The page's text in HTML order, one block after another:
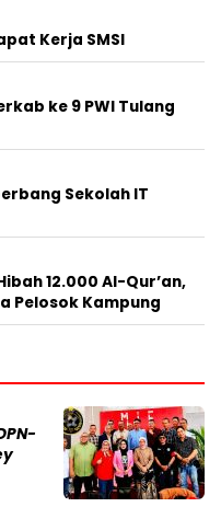
Kerja SMSI
ke 9 PWI Tulang
Sekolah IT
12.000 Al-Qur’an,
Pelosok Kampung